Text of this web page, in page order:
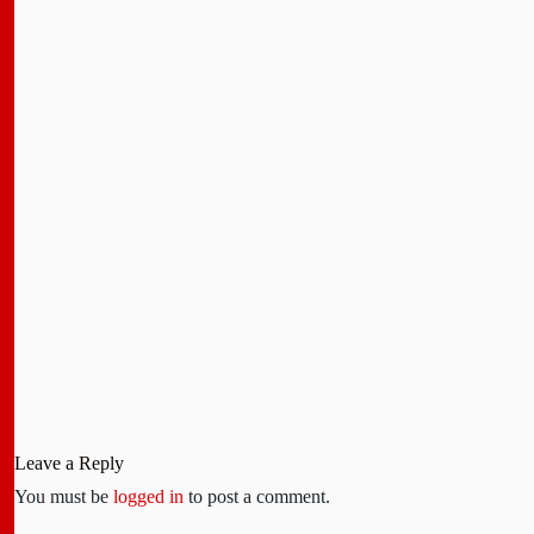
Leave a Reply
You must be logged in to post a comment.